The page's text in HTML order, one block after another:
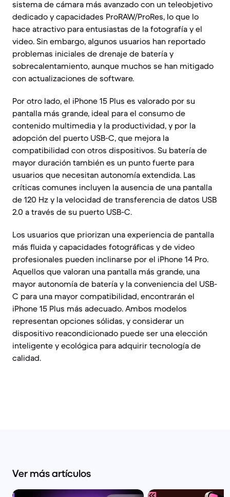
sistema de cámara más avanzado con un teleobjetivo
dedicado y capacidades ProRAW/ProRes, lo que lo
hace atractivo para entusiastas de la fotografía y el
video. Sin embargo, algunos usuarios han reportado
problemas iniciales de drenaje de batería y
sobrecalentamiento, aunque muchos se han mitigado
con actualizaciones de software.
Por otro lado, el iPhone 15 Plus es valorado por su
pantalla más grande, ideal para el consumo de
contenido multimedia y la productividad, y por la
adopción del puerto USB-C, que mejora la
compatibilidad con otros dispositivos. Su batería de
mayor duración también es un punto fuerte para
usuarios que necesitan autonomía extendida. Las
críticas comunes incluyen la ausencia de una pantalla
de 120 Hz y la velocidad de transferencia de datos USB
2.0 a través de su puerto USB-C.
Los usuarios que priorizan una experiencia de pantalla
más fluida y capacidades fotográficas y de video
profesionales pueden inclinarse por el iPhone 14 Pro.
Aquellos que valoran una pantalla más grande, una
mayor autonomía de batería y la conveniencia del USB-
C para una mayor compatibilidad, encontrarán el
iPhone 15 Plus más adecuado. Ambos modelos
representan opciones sólidas, y considerar un
dispositivo reacondicionado puede ser una elección
inteligente y ecológica para adquirir tecnología de
calidad.
Ver más artículos